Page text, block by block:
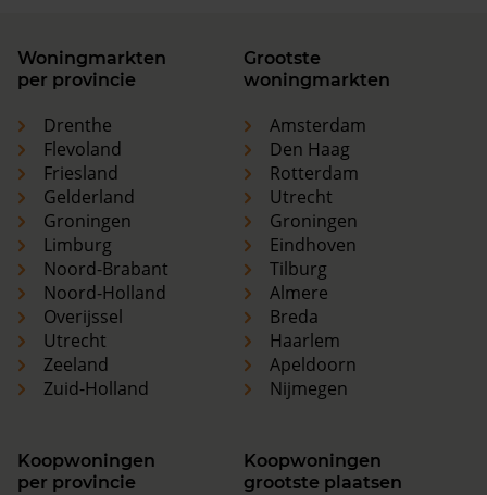
Woningmarkten
per provincie
Drenthe
Flevoland
Friesland
Gelderland
Groningen
Limburg
Noord-Brabant
Noord-Holland
Overijssel
Utrecht
Zeeland
Zuid-Holland
Grootste
woningmarkten
Amsterdam
Den Haag
Rotterdam
Utrecht
Groningen
Eindhoven
Tilburg
Almere
Breda
Haarlem
Apeldoorn
Nijmegen
Koopwoningen
per provincie
Koopwoningen
grootste plaatsen